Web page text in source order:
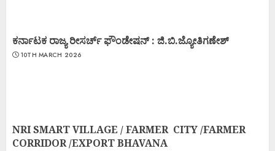
ಕರ್ನಾಟಕ ರಾಜ್ಯ ರೀಸರ್ಚ್ ಫೌಂಡೇಷನ್ : ಜಿ.ಬಿ.ಜ್ಯೋತಿಗಣೇಶ್
10TH MARCH 2026
NRI SMART VILLAGE / FARMER CITY /FARMER
CORRIDOR /EXPORT BHAVANA